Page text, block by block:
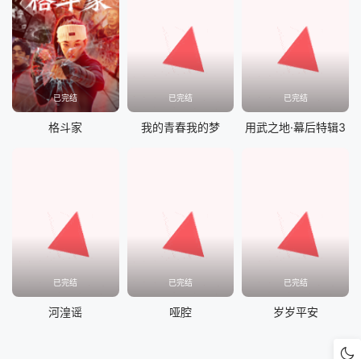
已完结
格斗家
已完结
我的青春我的梦
已完结
用武之地·幕后特辑3
已完结
河湟谣
已完结
哑腔
已完结
岁岁平安